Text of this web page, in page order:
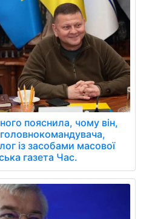
пояснила, чому він,
із засобами масової
газета Час.